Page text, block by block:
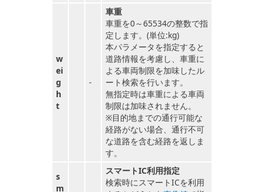
w
ei
g
h
t
-
車重
車重を0～65534の整数で指
定します。(単位:kg)
本パラメータを指定すると
道路情報を考慮し、車重に
よる車両制限を加味したル
ート検索を行います。
無指定時は車重による車両
制限は加味されません。
※目的地までの通行可能な
経路がない場合、通行不可
な道路を含む経路を返しま
す。
s
m
スマートIC利用指定
検索時にスマートICを利用